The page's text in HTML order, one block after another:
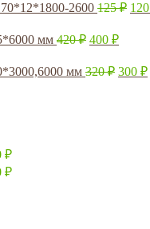
2600 125₽ 120
мм 420₽ 400 ₽
мм 320₽ 300 ₽
₽
₽